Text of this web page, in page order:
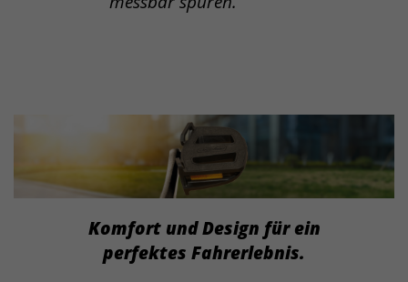
Komfort und Design für ein
perfektes Fahrerlebnis.